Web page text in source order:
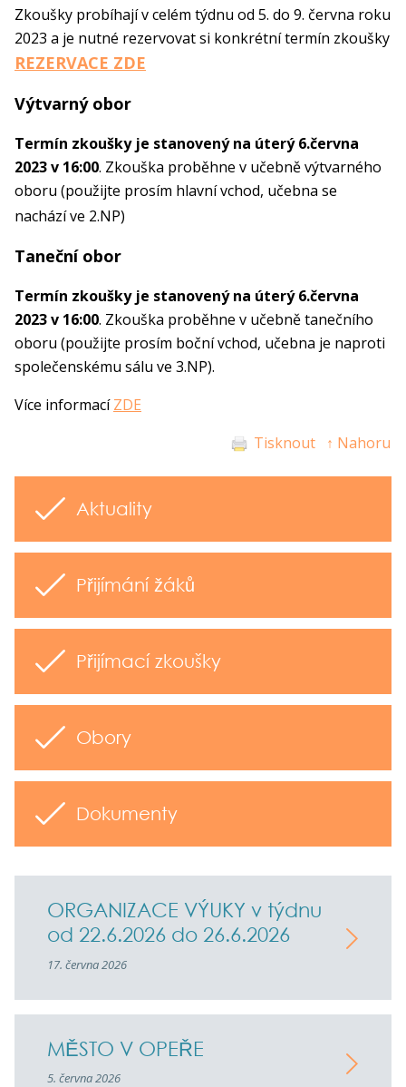
Zkoušky probíhají v celém týdnu od 5. do 9. června roku
2023 a je nutné rezervovat si konkrétní termín zkoušky
REZERVACE ZDE
Výtvarný obor
Termín zkoušky je stanovený na úterý 6.června
2023 v 16:00. Zkouška proběhne v učebně výtvarného
oboru (použijte prosím hlavní vchod, učebna se
nachází ve 2.NP)
Taneční obor
Termín zkoušky je stanovený na úterý 6.června
2023 v 16:00. Zkouška proběhne v učebně tanečního
oboru (použijte prosím boční vchod, učebna je naproti
společenskému sálu ve 3.NP).
Více informacíZDE
Tisknout
↑ Nahoru
Aktuality
Přijímání žáků
Přijímací zkoušky
Obory
Dokumenty
ORGANIZACE VÝUKY v týdnu
od 22.6.2026 do 26.6.2026
17. června 2026
MĚSTO V OPEŘE
5. června 2026